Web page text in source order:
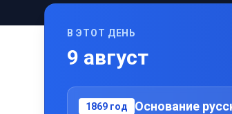
В ЭТОТ ДЕНЬ
9 август
1869 год Основание